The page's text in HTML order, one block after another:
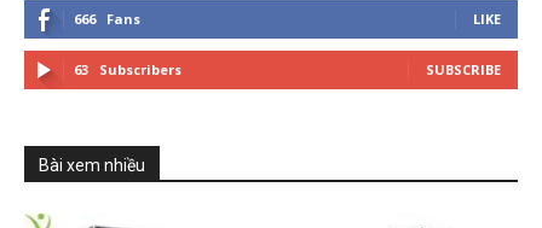
666 Fans LIKE
63 Subscribers SUBSCRIBE
Bài xem nhiều